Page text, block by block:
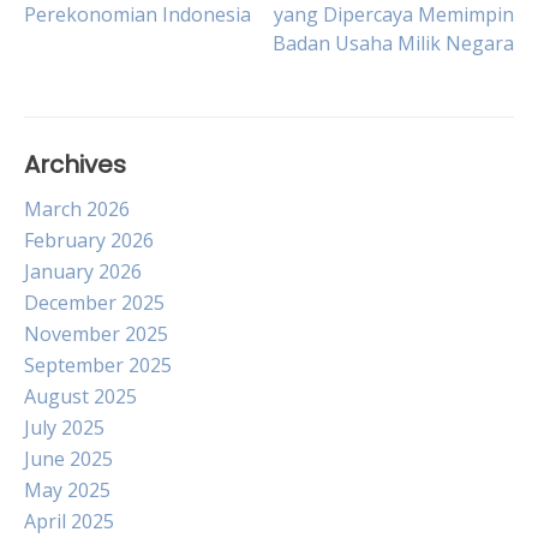
navigation
Perekonomian Indonesia
yang Dipercaya Memimpin
Badan Usaha Milik Negara
Archives
March 2026
February 2026
January 2026
December 2025
November 2025
September 2025
August 2025
July 2025
June 2025
May 2025
April 2025